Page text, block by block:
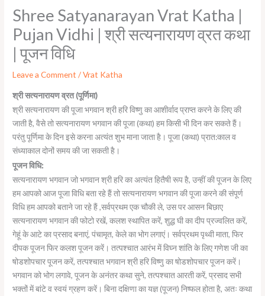
Shree Satyanarayan Vrat Katha |
Pujan Vidhi | श्री सत्यनारायण व्रत कथा
| पूजन विधि
Leave a Comment /Vrat Katha
श्री सत्यनारायण व्रत (पूर्णिमा)
श्री सत्यनारायण की पूजा भगवान श्री हरि विष्णु का आशीर्वाद प्राप्त करने के लिए की
जाती है, वैसे तो सत्यनारायण भगवान की पूजा (कथा) हम किसी भी दिन कर सकते हैं।
परंतु पूर्णिमा के दिन इसे करना अत्यंत शुभ माना जाता है। पूजा (कथा) प्रात:काल व
संध्याकाल दोनों समय की जा सकती है।
पूजन विधि:
सत्यनारायण भगवान जो भगवान श्री हरि का अत्यंत हितैषी रूप है, उन्हीं की पूजन के लिए
हम आपको आज पूजा विधि बता रहे हैं तो सत्यनारायण भगवान की पूजा करने की संपूर्ण
विधि हम आपको बताने जा रहे हैं ,सर्वप्रथम एक चौकी ले, उस पर आसन बिछाए
सत्यनारायण भगवान की फोटो रखें, कलश स्थापित करें, शुद्ध घी का दीप प्रज्वलित करें,
गेहूं के आटे का प्रसाद बनाएं, पंचामृत, केले का भोग लगाएं। सर्वप्रथम पृथ्वी माता, फिर
दीपक पूजन फिर कलश पूजन करें। तत्पश्चात आरंभ में विघ्न शांति के लिए गणेश जी का
षोडशोपचार पूजन करें, तत्पश्चात भगवान श्री हरि विष्णु का षोडशोपचार पूजन करें।
भगवान को भोग लगावे, पूजन के अनंतर कथा सुने, तत्पश्चात आरती करें, प्रसाद सभी
भक्तों में बांटे व स्वयं ग्रहण करें। बिना दक्षिणा का यज्ञ (पूजन) निष्फल होता है, अतः कथा